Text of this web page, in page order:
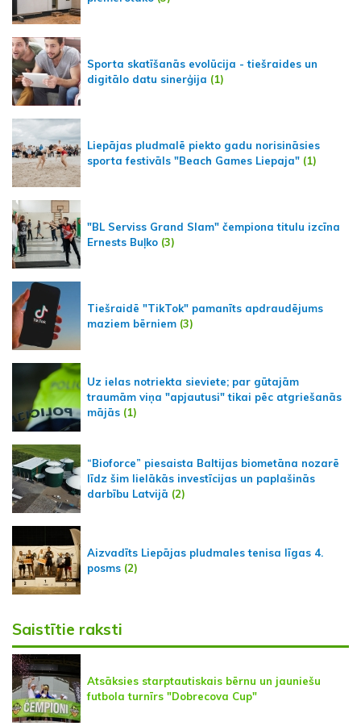
Sporta skatīšanās evolūcija - tiešraides un
digitālo datu sinerģija (1)
Liepājas pludmalē piekto gadu norisināsies
sporta festivāls "Beach Games Liepaja" (1)
"BL Serviss Grand Slam" čempiona titulu izcīna
Ernests Buļko (3)
Tiešraidē "TikTok" pamanīts apdraudējums
maziem bērniem (3)
Uz ielas notriekta sieviete; par gūtajām
traumām viņa "apjautusi" tikai pēc atgriešanās
mājās (1)
“Bioforce” piesaista Baltijas biometāna nozarē
līdz šim lielākās investīcijas un paplašinās
darbību Latvijā (2)
Aizvadīts Liepājas pludmales tenisa līgas 4.
posms (2)
Saistītie raksti
Atsāksies starptautiskais bērnu un jauniešu
futbola turnīrs "Dobrecova Cup"